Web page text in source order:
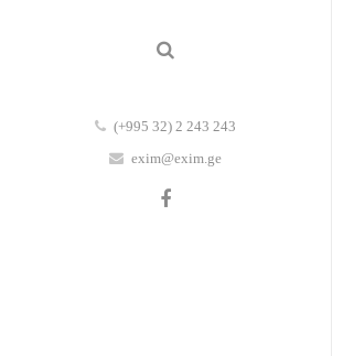
(+995 32) 2 243 243
exim@exim.ge